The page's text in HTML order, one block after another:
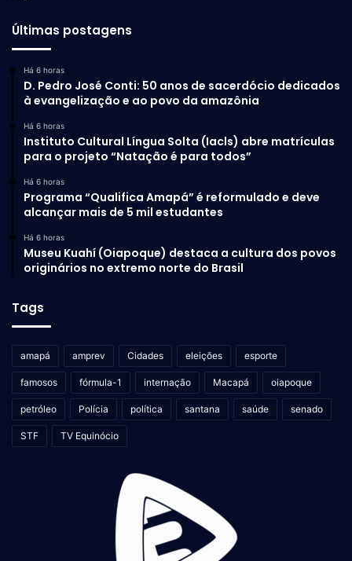
Últimas postagens
Há 6 horas
D. Pedro José Conti: 50 anos de sacerdócio dedicados
à evangelização e ao povo da amazônia
Há 6 horas
Instituto Cultural Língua Solta (Iacls) abre matrículas
para o projeto “Natação é para todos”
Há 6 horas
Programa “Qualifica Amapá” é reformulado e deve
alcançar mais de 5 mil estudantes
Há 6 horas
Museu Kuahí (Oiapoque) destaca a cultura dos povos
originários no extremo norte do Brasil
Tags
amapá amprev Cidades eleições esporte
famosos fórmula-1 internação Macapá oiapoque
petróleo Polícia política santana saúde senado
STF TV Equinócio